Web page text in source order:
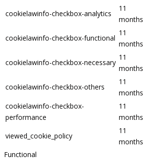
cookielawinfo-checkbox-analytics
11
months
cookielawinfo-checkbox-functional
11
months
cookielawinfo-checkbox-necessary
11
months
cookielawinfo-checkbox-others
11
months
cookielawinfo-checkbox-
performance
11
months
viewed_cookie_policy
11
months
Functional